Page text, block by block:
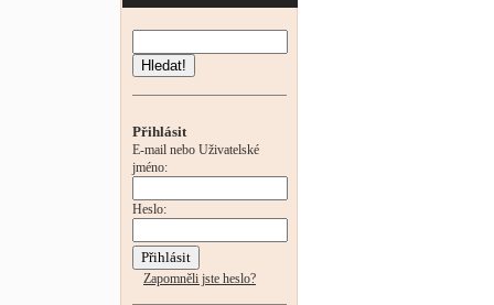
Hledat!
Přihlásit
E-mail nebo Uživatelské
jméno:
Heslo:
Zapomněli jste heslo?